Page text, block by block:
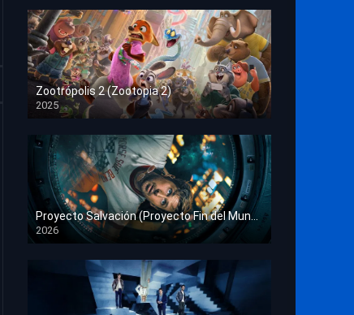
Zootrópolis 2 (Zootopia 2)
2025
HD 1080p
Proyecto Salvación (Proyecto Fin del Mundo)
2026
HD 1080p